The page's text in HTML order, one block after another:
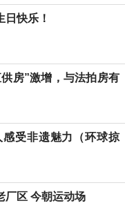
快乐！
房”激增，与法拍房有
受非遗魅力（环球掠
厂区 今朝运动场